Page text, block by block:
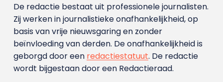
De redactie bestaat uit professionele journalisten.
Zij werken in journalistieke onafhankelijkheid, op
basis van vrije nieuwsgaring en zonder
beïnvloeding van derden. De onafhankelijkheid is
geborgd door een redactiestatuut. De redactie
wordt bijgestaan door een Redactieraad.